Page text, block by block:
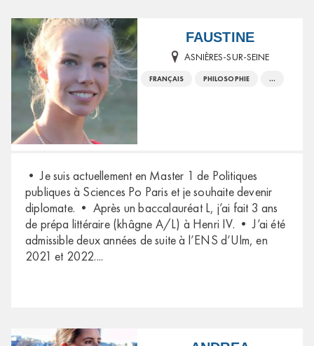
FAUSTINE
ASNIÈRES-SUR-SEINE
FRANÇAIS PHILOSOPHIE ...
• Je suis actuellement en Master 1 de Politiques
publiques à Sciences Po Paris et je souhaite devenir
diplomate. • Après un baccalauréat L, j’ai fait 3 ans
de prépa littéraire (khâgne A/L) à Henri IV. • J’ai été
admissible deux années de suite à l’ENS d’Ulm, en
2021 et 2022....